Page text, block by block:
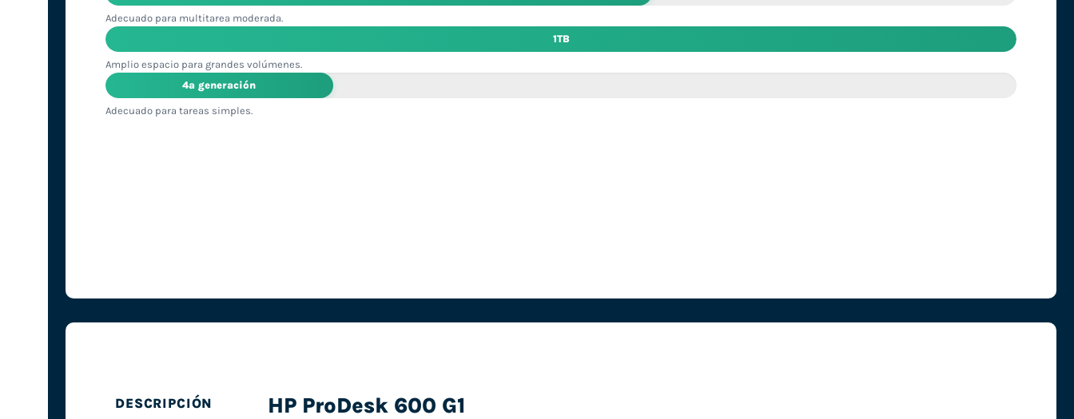
Adecuado para multitarea moderada.
1TB
Amplio espacio para grandes volúmenes.
4ª generación
Adecuado para tareas simples.
DESCRIPCIÓN HP ProDesk 600 G1